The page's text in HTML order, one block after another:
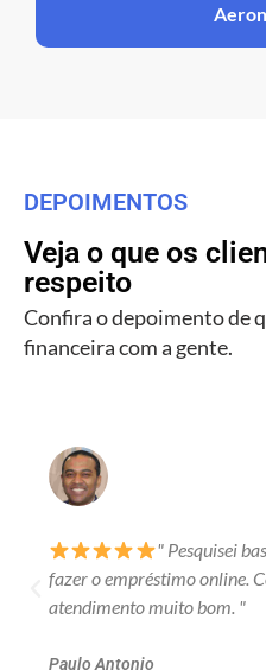
DEPOIMENTOS
Veja o que os
respeito
Confira o depoimento de
financeira com a gente.
" Pesquisei
fazer o empréstimo online.
atendimento muito bom. "
Paulo Antonio